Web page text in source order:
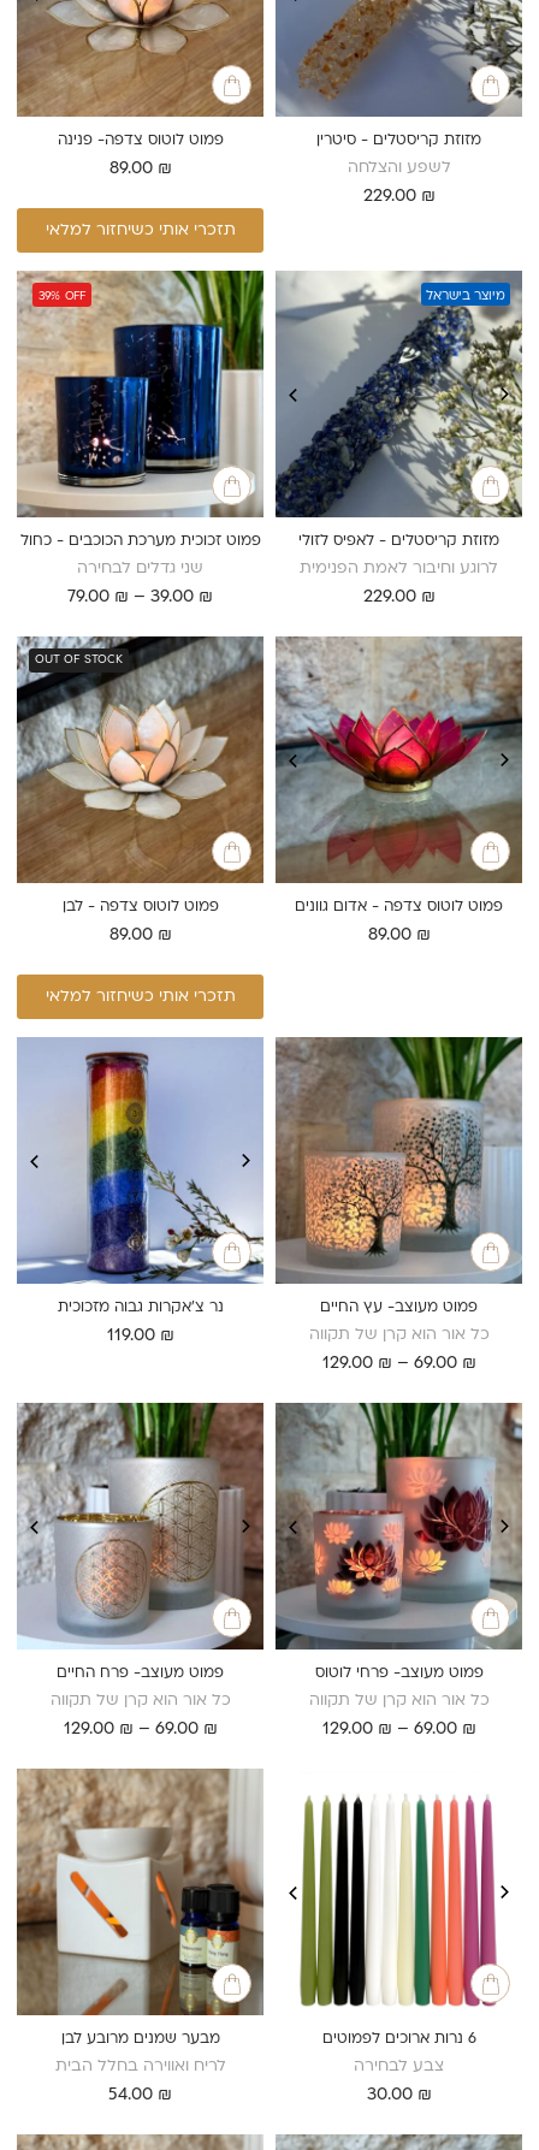
מזוזת קריסטלים - סיטרין
לשפע והצלחה
229.00 ₪
פמוט לוטוס צדפה- פנינה
89.00 ₪
תזכרי אותי כשיחזור למלאי
מיוצר בישראל
מזוזת קריסטלים - לאפיס לזולי
לרוגע וחיבור לאמת הפנימית
229.00 ₪
39% OFF
פמוט זכוכית מערכת הכוכבים - כחול
שני גדלים לבחירה
39.00 ₪
–
79.00 ₪
טווח
עד
פמוט לוטוס צדפה - אדום גוונים
89.00 ₪
OUT OF STOCK
פמוט לוטוס צדפה - לבן
89.00 ₪
תזכרי אותי כשיחזור למלאי
פמוט מעוצב- עץ החיים
כל אור הוא קרן של תקווה
69.00 ₪
–
129.00 ₪
טווח
⁦69.00 ₪⁩
עד
⁦129.00 ₪⁩
נר צ'אקרות גבוה מזכוכית
119.00 ₪
פמוט מעוצב- פרחי לוטוס
כל אור הוא קרן של תקווה
69.00 ₪
–
129.00 ₪
טווח
⁦69.00 ₪⁩
עד
⁦129.00 ₪⁩
פמוט מעוצב- פרח החיים
כל אור הוא קרן של תקווה
69.00 ₪
–
129.00 ₪
טווח
עד
⁦129.00 ₪⁩
6 נרות ארוכים לפמוטים
צבע לבחירה
30.00 ₪
מבער שמנים מרובע לבן
לריח ואווירה בחלל הבית
54.00 ₪